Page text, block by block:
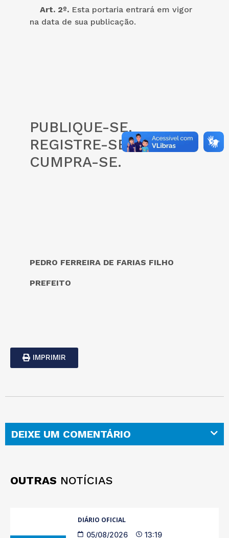
Art. 2º. Esta portaria entrará em vigor
na data de sua publicação.
PUBLIQUE-SE.
REGISTRE-SE.
CUMPRA-SE.
PEDRO FERREIRA DE FARIAS FILHO
PREFEITO
IMPRIMIR
DEIXE UM COMENTÁRIO
OUTRAS NOTÍCIAS
DIÁRIO OFICIAL
05/08/2026
13:19